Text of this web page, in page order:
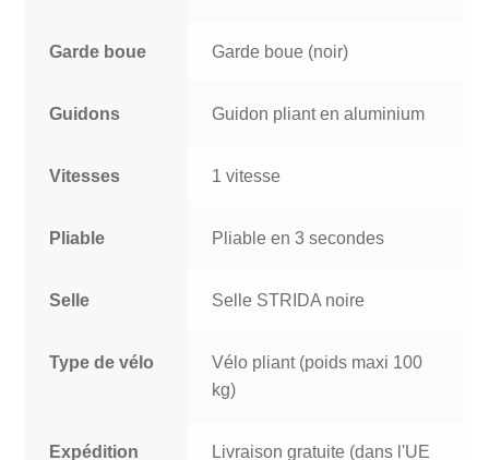
Garde boue Garde boue (noir)
Guidons Guidon pliant en aluminium
Vitesses 1 vitesse
Pliable Pliable en 3 secondes
Selle Selle STRIDA noire
Type de vélo
Vélo pliant (poids maxi 100
kg)
Expédition
Livraison gratuite (dans l'UE